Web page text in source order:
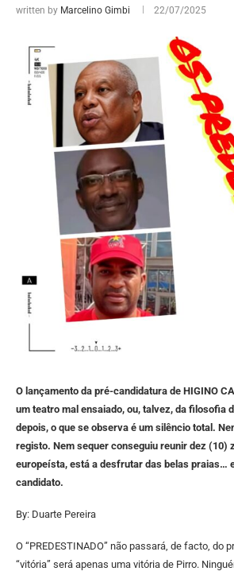
written by Marcelino Gimbi 22/07/2025
O lançamento da pré-candidatura de HIGINO
um teatro mal ensaiado, ou, talvez, da filosofia
depois, o que se observa é um silêncio total.
registo. Nem sequer conseguiu reunir dez (10)
europeísta, está a desfrutar das belas praias…
candidato.
By: Duarte Pereira
O “PREDESTINADO” não passará, de facto, do
“vitória” será apenas uma vitória de Pirro.